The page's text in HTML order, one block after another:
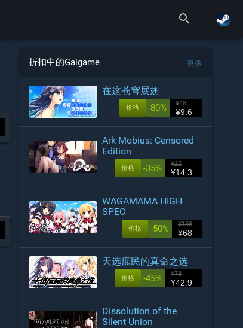
search
折扣中的Galgame 更多
在这苍穹展翅
-80% ¥48
¥9.6
价格
Ark Mobius: Censored
Edition
-35% ¥22
¥14.3
价格
WAGAMAMA HIGH
SPEC
-50% ¥136
¥68
价格
天选庶民的真命之选
-45% ¥78
¥42.9
价格
Dissolution of the
Silent Union